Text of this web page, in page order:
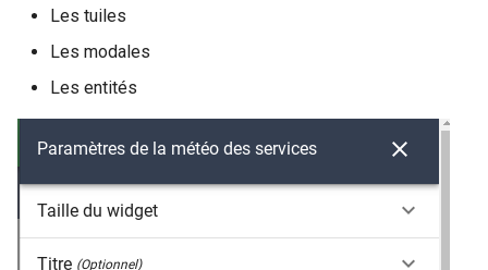
Les tuiles
Les modales
Les entités